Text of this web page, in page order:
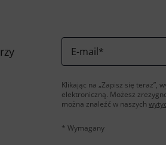
E-mail*
Klikając na „Zapisz się teraz”,
elektroniczną. Możesz
można znaleźć w naszych
* Wymagany